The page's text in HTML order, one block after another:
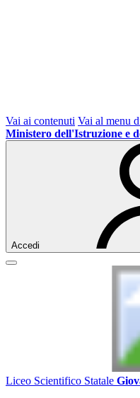
Vai ai contenuti Vai al menu
Ministero dell'Istruzione e
Accedi
Liceo Scientifico Statale